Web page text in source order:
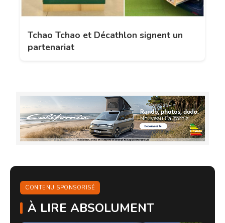
Tchao Tchao et Décathlon signent un
partenariat
CONTENU SPONSORISÉ
À LIRE ABSOLUMENT